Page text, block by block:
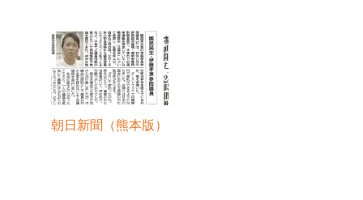
朝日新聞（熊本版）